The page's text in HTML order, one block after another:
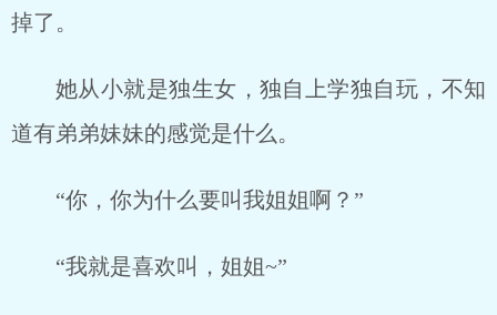
掉了。
她从小就是独生女，独自上学独自玩，不知
道有弟弟妹妹的感觉是什么。
“你，你为什么要叫我姐姐啊？”
“我就是喜欢叫，姐姐~”